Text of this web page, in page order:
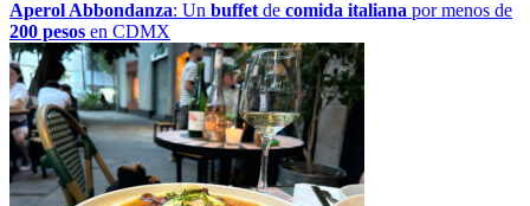
Aperol Abbondanza: Un buffetde comida italiana por menos de
200 pesos en CDMX